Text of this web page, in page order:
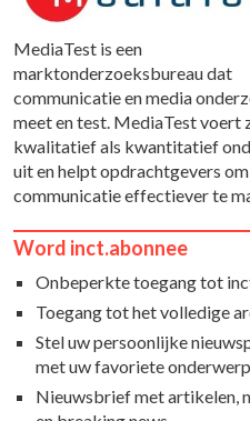
MediaTest is een
marktonderzoeksbureau dat
communicatie en media
meet en test. MediaTest voert
kwalitatief als kwantitatief
uit en helpt opdrachtgevers om
communicatie effectiever te
Word inct.abonnee
Onbeperkte toegang tot
Toegang tot het volledige
Stel uw persoonlijke
met uw favoriete
Nieuwsbrief met artikelen,